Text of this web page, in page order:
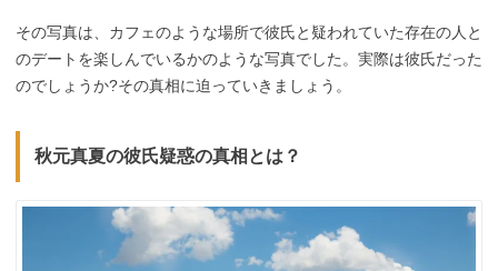
その写真は、カフェのような場所で彼氏と疑われていた存在の人と
のデートを楽しんでいるかのような写真でした。実際は彼氏だった
のでしょうか?その真相に迫っていきましょう。
秋元真夏の彼氏疑惑の真相とは？